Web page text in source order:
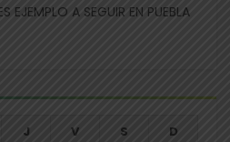
EJEMPLO A SEGUIR EN PUEBLA
J V S D